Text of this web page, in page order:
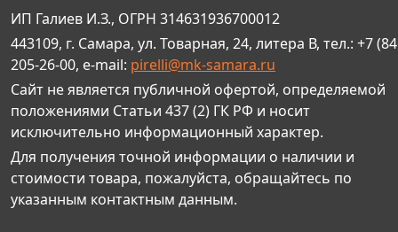
ИП Галиев И.З., ОГРН 314631936700012
443109, г. Самара, ул. Товарная, 24, литера В, тел.: +7
205-26-00, e-mail: pirelli@mk-samara.ru
Сайт не является публичной офертой, определяемой
положениями Статьи 437 (2) ГК РФ и носит
исключительно информационный характер.
Для получения точной информации о наличии и
стоимости товара, пожалуйста, обращайтесь по
указанным контактным данным.